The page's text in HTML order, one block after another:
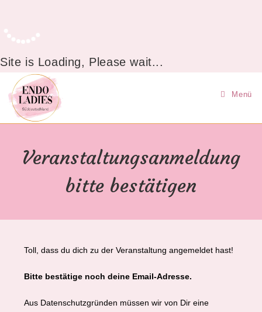
Site is Loading, Please wait...
Inhalt
springen
Menü
Veranstaltungsanmeldung
bitte bestätigen
Toll, dass du dich zu der Veranstaltung angemeldet hast!
Bitte bestätige noch deine Email-Adresse.
Aus Datenschutzgründen müssen wir von Dir eine